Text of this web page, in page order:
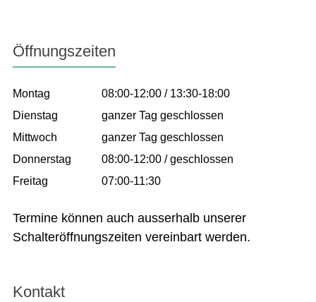
Öffnungszeiten
Montag
08:00-12:00 / 13:30-18:00
Dienstag
ganzer Tag geschlossen
Mittwoch
ganzer Tag geschlossen
Donnerstag
08:00-12:00 / geschlossen
Freitag
07:00-11:30
Termine können auch ausserhalb unserer
Schalteröffnungszeiten vereinbart werden.
Kontakt